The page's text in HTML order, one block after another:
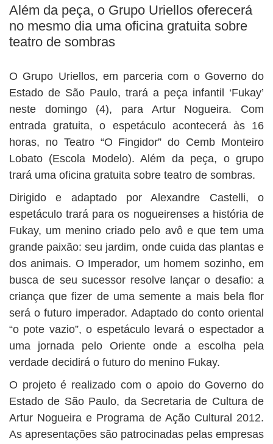
BUSCAR
Além da peça, o Grupo Uriellos oferecerá
no mesmo dia uma oficina gratuita sobre
teatro de sombras
O Grupo Uriellos, em parceria com o Governo do
Estado de São Paulo, trará a peça infantil ‘Fukay’
neste domingo (4), para Artur Nogueira. Com
entrada gratuita, o espetáculo acontecerá às 16
horas, no Teatro “O Fingidor” do Cemb Monteiro
Lobato (Escola Modelo). Além da peça, o grupo
trará uma oficina gratuita sobre teatro de sombras.
Dirigido e adaptado por Alexandre Castelli, o
espetáculo trará para os nogueirenses a história de
Fukay, um menino criado pelo avô e que tem uma
grande paixão: seu jardim, onde cuida das plantas e
dos animais. O Imperador, um homem sozinho, em
busca de seu sucessor resolve lançar o desafio: a
criança que fizer de uma semente a mais bela flor
será o futuro imperador. Adaptado do conto oriental
“o pote vazio”, o espetáculo levará o espectador a
uma jornada pelo Oriente onde a escolha pela
verdade decidirá o futuro do menino Fukay.
O projeto é realizado com o apoio do Governo do
Estado de São Paulo, da Secretaria de Cultura de
Artur Nogueira e Programa de Ação Cultural 2012.
As apresentações são patrocinadas pelas empresas